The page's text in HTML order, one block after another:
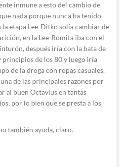
inmune a esto del cambio de
nada porque nunca ha tenido
etapa Lee-Ditko solía cambiar de
en la Lee-Romita iba con el
después iría con la bata de
principios de los 80 y luego iría
de la droga con ropas casuales.
de las principales razones por
al buen Octavius en tantas
por lo bien que se presta a los
también ayuda, claro.